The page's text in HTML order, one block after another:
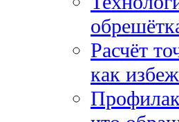
Расчёт
как